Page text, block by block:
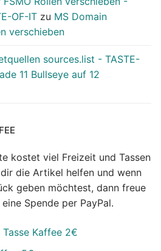
OF-IT zu MS Domain
verschieben
sources.list - TASTE-
11 Bullseye auf 12
kostet viel Freizeit und Tassen
die Artikel helfen und wenn
geben möchtest, dann freue
Spende per PayPal.
Tasse Kaffee 2€